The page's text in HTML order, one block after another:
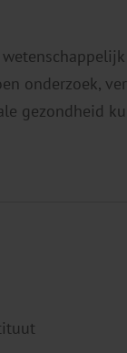
onderzoek,
gezondheid